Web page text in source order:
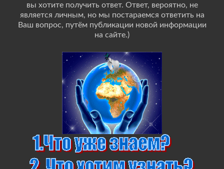
вы хотите получить ответ. Ответ, вероятно, не
является личным, но мы постараемся ответить на
Ваш вопрос, путём публикации новой информации
на сайте.)